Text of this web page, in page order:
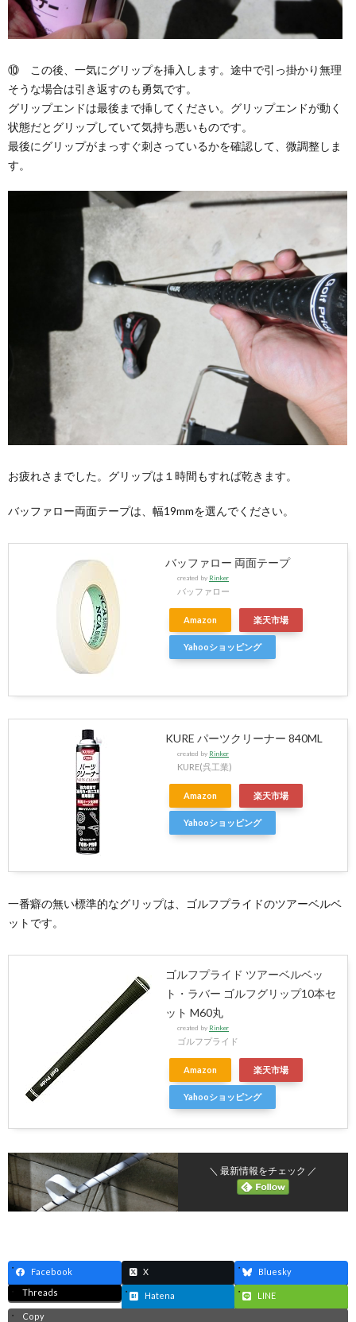
⑩ この後、一気にグリップを挿入します。途中で引っ掛かり無理
そうな場合は引き返すのも勇気です。
グリップエンドは最後まで挿してください。グリップエンドが動く
状態だとグリップしていて気持ち悪いものです。
最後にグリップがまっすぐ刺さっているかを確認して、微調整しま
す。
お疲れさまでした。グリップは１時間もすれば乾きます。
バッファロー両面テープは、幅19mmを選んでください。
バッファロー 両面テープ
created by Rinker
バッファロー
Amazon 楽天市場
Yahooショッピング
KURE パーツクリーナー 840ML
created by Rinker
KURE(呉工業)
Amazon 楽天市場
Yahooショッピング
一番癖の無い標準的なグリップは、ゴルフプライドのツアーベルベ
ットです。
ゴルフプライド ツアーベルベッ
ト・ラバー ゴルフグリップ10本セ
ット M60丸
created by Rinker
ゴルフプライド
Amazon 楽天市場
Yahooショッピング
＼ 最新情報をチェック ／
Facebook X
Bluesky
Threads
Hatena
LINE
Copy